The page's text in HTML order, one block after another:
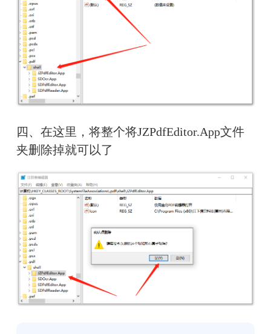
四、在这里，将整个将JZPdfEditor.App文件
夹删除掉就可以了